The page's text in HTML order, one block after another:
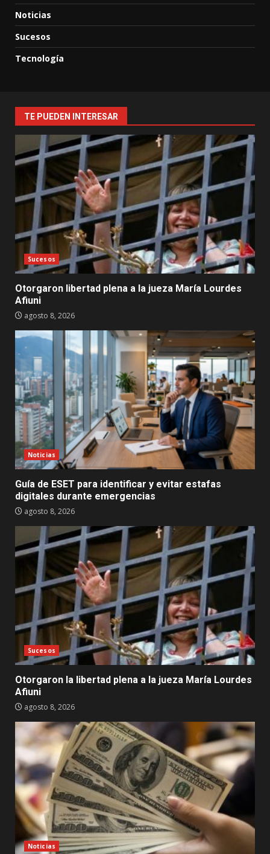
Noticias
Sucesos
Tecnología
TE PUEDEN INTERESAR
Sucesos
Otorgaron libertad plena a la jueza María Lourdes
Afiuni
agosto 8, 2026
Noticias
Guía de ESET para identificar y evitar estafas
digitales durante emergencias
agosto 8, 2026
Sucesos
Otorgaron la libertad plena a la jueza María Lourdes
Afiuni
agosto 8, 2026
Noticias